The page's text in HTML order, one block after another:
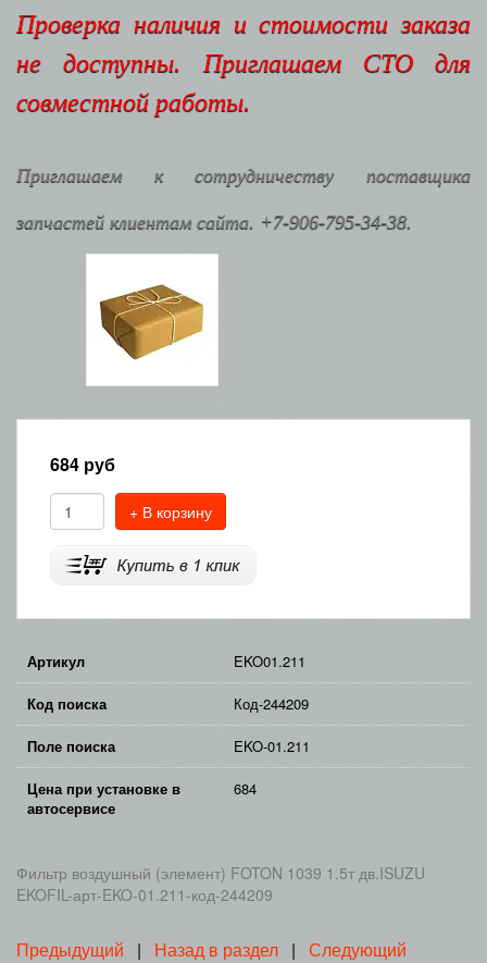
Проверка наличия и стоимости заказа
не доступны. Приглашаем СТО для
совместной работы.
Приглашаем к сотрудничеству поставщика
запчастей клиентам сайта. +7-906-795-34-38.
684 руб
+ В корзину
Артикул EKO01.211
Код поиска Код-244209
Поле поиска EKO-01.211
Цена при установке в
автосервисе
684
Фильтр воздушный (элемент) FOTON 1039 1.5т дв.ISUZU
EKOFIL-арт-EKO-01.211-код-244209
Предыдущий | Назад в раздел | Следующий